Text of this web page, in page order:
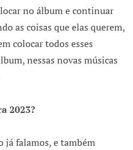
no álbum e continuar
as coisas que elas querem,
colocar todos esses
nessas novas músicas
2023?
já falamos, e também